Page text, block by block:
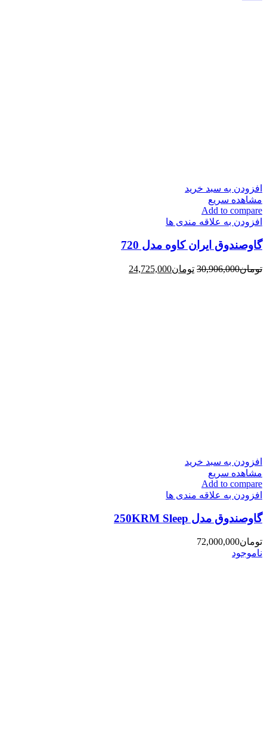
افزودن به سبد خرید
مشاهده سریع
Add to compare
افزودن به علاقه مندی ها
گاوصندوق ایران کاوه مدل 720
تومان30,906,000 تومان24,725,000
افزودن به سبد خرید
مشاهده سریع
Add to compare
افزودن به علاقه مندی ها
گاوصندوق مدل 250KRM Sleep
تومان72,000,000
ناموجود